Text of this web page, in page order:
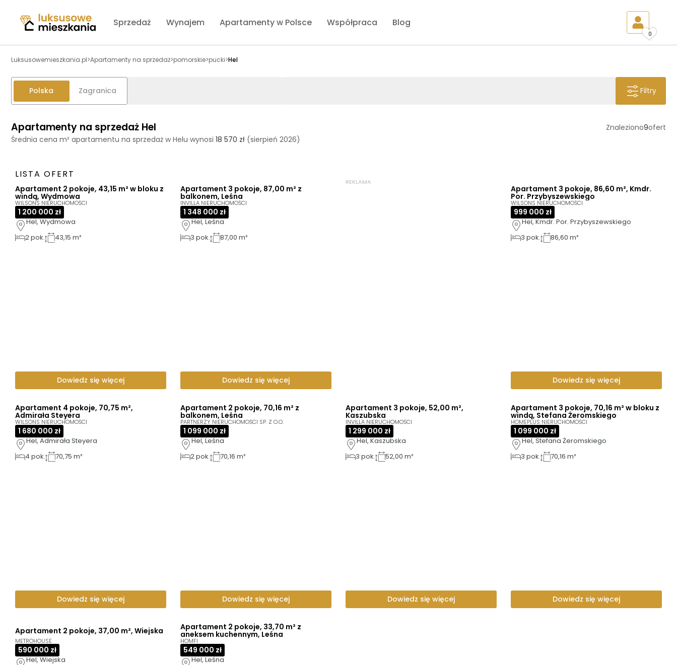
Sprzedaż Wynajem Apartamenty w Polsce Współpraca Blog
0
Luksusowemieszkania.pl>Apartamenty na sprzedaż>pomorskie>pucki>Hel
Polska Zagranica Filtry
Apartamenty na sprzedaż Hel
Średnia cena m² apartamentu na sprzedaż w Helu wynosi 18 570 zł (sierpień 2026)
Znaleziono9ofert
LISTA OFERT
Apartament 2 pokoje, 43,15 m² w bloku z
windą, Wydmowa
WILSONS NIERUCHOMOŚCI
1 200 000 zł
Hel, Wydmowa
2pok. 43,15 m²
Dowiedz się więcej
Apartament 3 pokoje, 87,00 m² z
balkonem, Leśna
INVILLA NIERUCHOMOŚCI
1 348 000 zł
Hel, Leśna
3 pok. 87,00 m²
Dowiedz się więcej
REKLAMA
Apartament 3 pokoje, 86,60 m², Kmdr.
Por. Przybyszewskiego
WILSONS NIERUCHOMOŚCI
999 000 zł
Hel, Kmdr. Por. Przybyszewskiego
3 pok. 86,60 m²
Dowiedz się więcej
Apartament 4 pokoje, 70,75 m²,
Admirała Steyera
WILSONS NIERUCHOMOŚCI
1 680 000 zł
Hel, Admirała Steyera
4 pok. 70,75 m²
Dowiedz się więcej
Apartament 2 pokoje, 70,16 m² z
balkonem, Leśna
PARTNERZY NIERUCHOMOŚCI SP. Z O.O.
1 099 000 zł
Hel, Leśna
2pok. 70,16 m²
Dowiedz się więcej
Apartament 3 pokoje, 52,00 m²,
Kaszubska
INVILLA NIERUCHOMOŚCI
1 299 000 zł
Hel, Kaszubska
3 pok. 52,00 m²
Dowiedz się więcej
Apartament 3 pokoje, 70,16 m² w bloku z
windą, Stefana Żeromskiego
HOMEPLUS NIERUCHOMOŚCI
1 099 000 zł
Hel, Stefana Żeromskiego
3 pok. 70,16 m²
Dowiedz się więcej
Apartament 2 pokoje, 37,00 m², Wiejska
METROHOUSE
590 000 zł
Hel, Wiejska
Apartament 2 pokoje, 33,70 m² z
aneksem kuchennym, Leśna
HOMFI
549 000 zł
Hel, Leśna